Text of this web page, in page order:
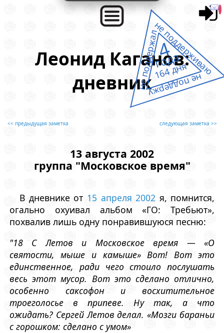
Леонид Каганов:
дневник
<< предыдущая заметка следующая заметка >>
13 августа 2002
группа "Московское время"
В дневнике от 15 апреля 2002 я, помнится,
огально охуивал альбом «ГО: Требьют»,
похвалив лишь одну понравившуюся песню:
"18 С Летов и Московское время — «О
святости, мыше и камыше» Вот! Вот это
единственное, ради чего стоило послушать
весь этот мусор. Вот это сделано отлично,
особенно саксофон и восхитительное
троеголосье в припеве. Ну так, а что
ожидать? Сергей Летов делал. «Мозги бараньи
с горошком: сделано с умом»
не поддержалне поддерживаю
не поддержу
4
года
164 дня